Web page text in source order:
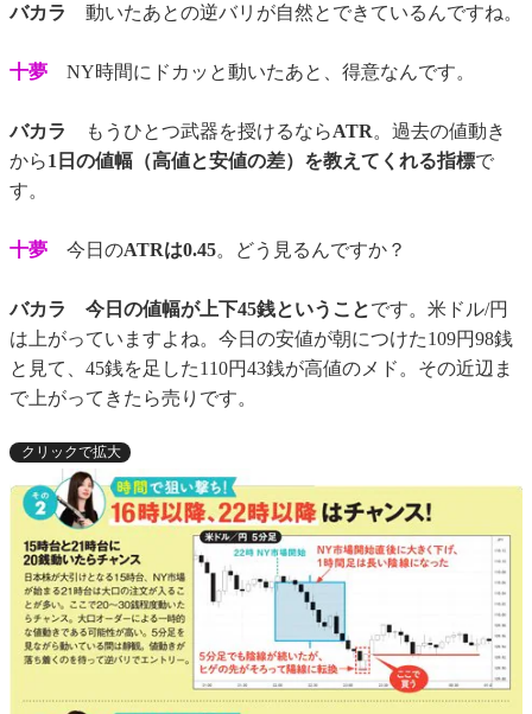
バカラ 動いたあとの逆バリが自然とできているんですね。
十夢 NY時間にドカッと動いたあと、得意なんです。
バカラ もうひとつ武器を授けるならATR。過去の値動き
から1日の値幅（高値と安値の差）を教えてくれる指標で
す。
十夢 今日のATRは0.45。どう見るんですか？
バカラ 今日の値幅が上下45銭ということです。米ドル/円
は上がっていますよね。今日の安値が朝につけた109円98銭
と見て、45銭を足した110円43銭が高値のメド。その近辺ま
で上がってきたら売りです。
クリックで拡大